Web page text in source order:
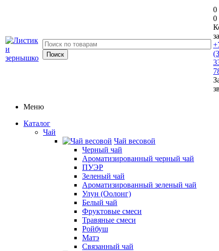
0
0
Меню
Каталог
Чай
Чай весовой
Черный чай
Ароматизированный черный чай
ПУЭР
Зеленый чай
Ароматизированный зеленый чай
Улун (Оолонг)
Белый чай
Фруктовые смеси
Травяные смеси
Ройбуш
Матэ
Связанный чай